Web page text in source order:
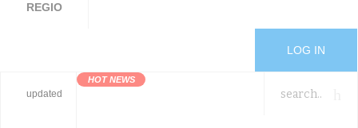
REGIO
LOG IN
updated
HOT NEWS